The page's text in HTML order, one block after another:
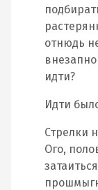
отнюдь
идти?
Идти
Стрелки
Ого,